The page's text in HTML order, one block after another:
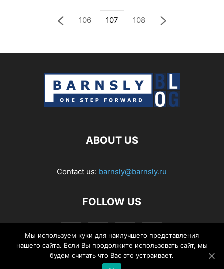
106 107 108
ABOUT US
Contact us: barnsly@barnsly.ru
FOLLOW US
Мы используем куки для наилучшего представления
нашего сайта. Если Вы продолжите использовать сайт, мы
будем считать что Вас это устраивает.